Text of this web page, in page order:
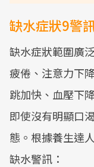
缺水症狀9警
缺水症狀範圍廣
疲倦、注意力下
跳加快、血壓下
即使沒有明顯口
態。根據養生達人
缺水警訊：